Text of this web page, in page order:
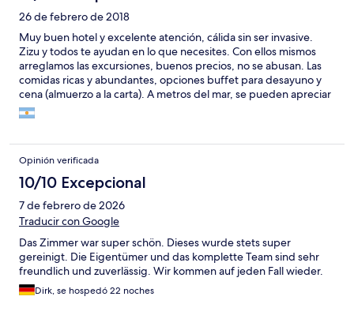
26 de febrero de 2018
Muy buen hotel y excelente atención, cálida sin ser invasive.
Zizu y todos te ayudan en lo que necesites. Con ellos mismos
arreglamos las excursiones, buenos precios, no se abusan. Las
comidas ricas y abundantes, opciones buffet para desayuno y
cena (almuerzo a la carta). A metros del mar, se pueden apreciar
las vistas desde la habitación y mejores aun desde la terraza.
Excelente relación precio calidad.
Opinión verificada
10/10 Excepcional
7 de febrero de 2026
Traducir con Google
Das Zimmer war super schön. Dieses wurde stets super
gereinigt. Die Eigentümer und das komplette Team sind sehr
freundlich und zuverlässig. Wir kommen auf jeden Fall wieder.
Dirk, se hospedó 22 noches